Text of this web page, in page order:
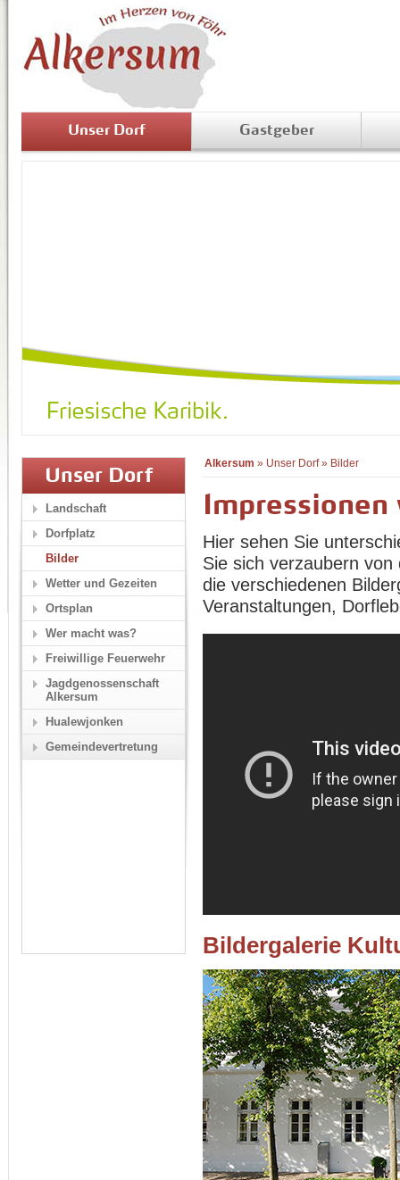
Unser Dorf Gastgeber
Alkersum » Unser Dorf» Bilder
Hier sehen Sie
Sie sich verzaubern
die verschiedenen
Veranstaltungen,
Bildergalerie
Unser Dorf
Landschaft
Dorfplatz
Bilder
Wetter und Gezeiten
Ortsplan
Wer macht was?
Freiwillige Feuerwehr
Jagdgenossenschaft
Alkersum
Hualewjonken
Gemeindevertretung